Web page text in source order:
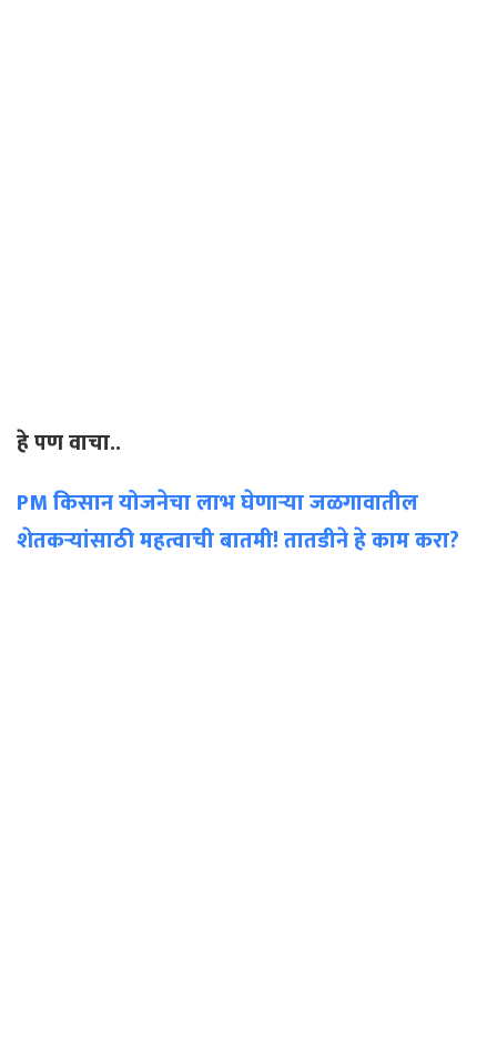
हे पण वाचा..
PM किसान योजनेचा लाभ घेणाऱ्या जळगावातील
शेतकऱ्यांसाठी महत्वाची बातमी! तातडीने हे काम करा?